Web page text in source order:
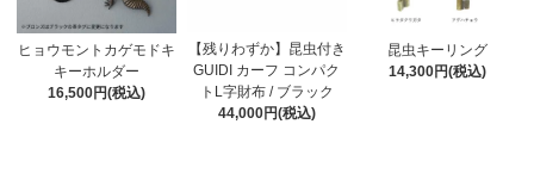
ヒョウモントカゲモドキ
キーホルダー
16,500円(税込)
【残りわずか】昆虫付き
GUIDI カーフ コンパク
トL字財布 / ブラック
44,000円(税込)
昆虫キーリング
14,300円(税込)